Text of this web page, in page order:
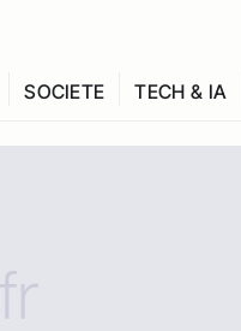
SOCIETE TECH & IA